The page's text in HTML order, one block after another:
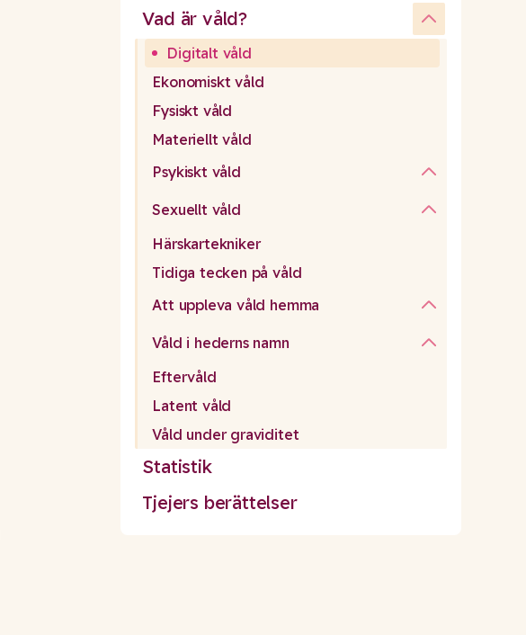
Vad är våld?
Digitalt våld
Ekonomiskt våld
Fysiskt våld
Materiellt våld
Psykiskt våld
Sexuellt våld
Härskartekniker
Tidiga tecken på våld
Att uppleva våld hemma
Våld i hederns namn
Eftervåld
Latent våld
Våld under graviditet
Statistik
Tjejers berättelser